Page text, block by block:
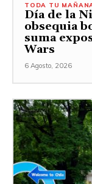
TODA TU
Día de la
obsequia
suma
Wars
6 Agosto, 2026